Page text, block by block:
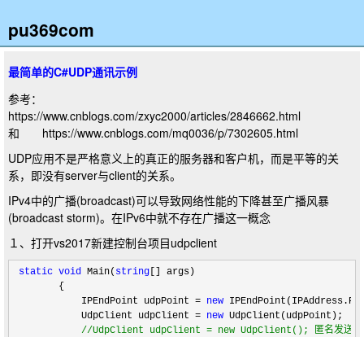
pu369com
最简单的C#UDP通讯示例
参考：
https://www.cnblogs.com/zxyc2000/articles/2846662.html
和 https://www.cnblogs.com/mq0036/p/7302605.html
UDP应用不是严格意义上的真正的服务器和客户机，而是平等的关
系，即没有server与client的关系。
IPv4中的广播(broadcast)可以导致网络性能的下降甚至广播风暴
(broadcast storm)。在IPv6中就不存在广播这一概念
１、打开vs2017新建控制台项目udpclient
static void Main( string [] args)
        {
            IPEndPoint udpPoint
= new
            UdpClient udpClient
= new UdpClient(udpPoint);
//UdpClient udpClient = new UdpClient(); 匿名发送,